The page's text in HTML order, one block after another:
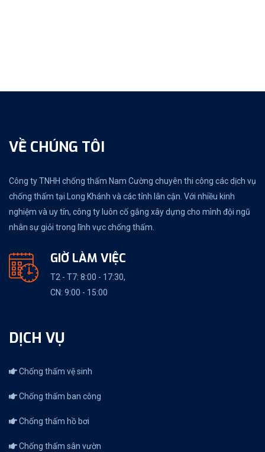
VỀ CHÚNG TÔI
Công ty TNHH chống thấm Nam Cường chuyên thi công các dịch vụ
chống thấm tại Long Khánh và các tỉnh lân cận. Với nhiều kinh
nghiệm và uy tín, công ty luôn cố gắng xây dựng cho mình đội ngũ
nhân sự giỏi trong lĩnh vực chống thấm.
GIỜ LÀM VIỆC
T2 - T7: 8:00 - 17:30,
CN: 9:00 - 15:00
DỊCH VỤ
Chống thấm vệ sinh
Chống thấm ban công
Chống thấm hồ bơi
Chống thấm sân vườn